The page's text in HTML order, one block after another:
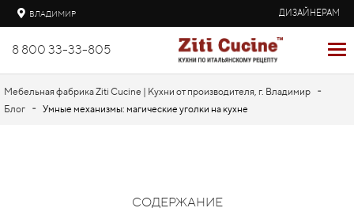
ВЛАДИМИР ДИЗАЙНЕРАМ
8 800 33-33-805
Мебельная фабрика Ziti Cucine | Кухни от производителя, г. Владимир -
Блог - Умные механизмы: магические уголки на кухне
СОДЕРЖАНИЕ